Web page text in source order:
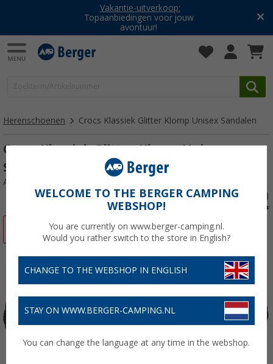
Vakantie-uitverkoop:
Topaanbiedingen voor jouw
avontuur!
Herenschoenen Crocs Klassiek Glitter Klomp Unisex Sandalen
Crocs Klassiek Glitter Klomp Unisex
Sandalen
Artikelnr: 77674242-43
WELCOME TO THE BERGER CAMPING
WEBSHOP!
You are currently on www.berger-camping.nl.
Would you rather switch to the store in English?
CHANGE TO THE WEBSHOP IN ENGLISH
STAY ON WWW.BERGER-CAMPING.NL
You can change the language at any time in the webshop.